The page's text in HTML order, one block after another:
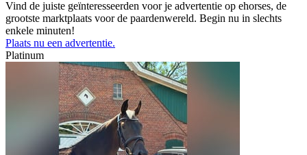
Vind de juiste geïnteresseerden voor je advertentie op ehorses, de
grootste marktplaats voor de paardenwereld. Begin nu in slechts
enkele minuten!
Plaats nu een advertentie.
Platinum